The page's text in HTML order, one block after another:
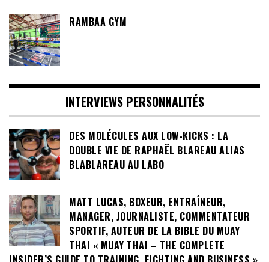
RAMBAA GYM
INTERVIEWS PERSONNALITÉS
DES MOLÉCULES AUX LOW-KICKS : LA
DOUBLE VIE DE RAPHAËL BLAREAU ALIAS
BLABLAREAU AU LABO
MATT LUCAS, BOXEUR, ENTRAÎNEUR,
MANAGER, JOURNALISTE, COMMENTATEUR
SPORTIF, AUTEUR DE LA BIBLE DU MUAY
THAI « MUAY THAI – THE COMPLETE